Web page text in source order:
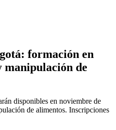
formación en
manipulación de
disponibles en noviembre de
de alimentos. Inscripciones